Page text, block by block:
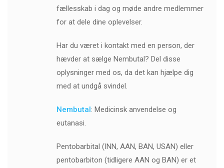
fællesskab i dag og møde andre medlemmer
for at dele dine oplevelser.
Har du været i kontakt med en person, der
hævder at sælge Nembutal? Del disse
oplysninger med os, da det kan hjælpe dig
med at undgå svindel.
Nembutal: Medicinsk anvendelse og
eutanasi.
Pentobarbital (INN, AAN, BAN, USAN) eller
pentobarbiton (tidligere AAN og BAN) er et